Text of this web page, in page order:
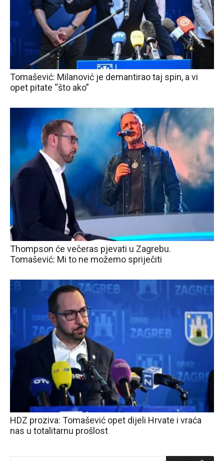
Tomašević: Milanović je demantirao taj spin, a vi
opet pitate “što ako”
Thompson će večeras pjevati u Zagrebu.
Tomašević: Mi to ne možemo spriječiti
HDZ proziva: Tomašević opet dijeli Hrvate i vraća
nas u totalitarnu prošlost